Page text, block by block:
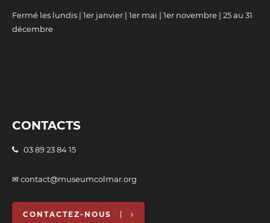
Fermé les lundis | 1er janvier | 1er mai | 1er novembre | 25 au 31
décembre
CONTACTS
03 89 23 84 15
✉ contact@museumcolmar.org
CONTACTEZ-NOUS